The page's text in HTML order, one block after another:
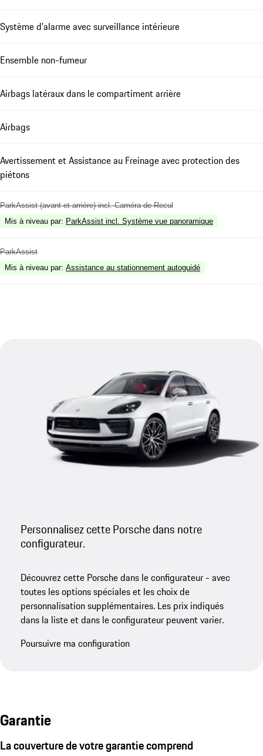
Système d'alarme avec surveillance intérieure
Ensemble non-fumeur
Airbags latéraux dans le compartiment arrière
Airbags
Avertissement et Assistance au Freinage avec protection des
piétons
ParkAssist (avant et arrière) incl. Caméra de Recul
Mis à niveau par: ParkAssist incl. Système vue panoramique
ParkAssist
Mis à niveau par: Assistance au stationnement autoguidé
Personnalisez cette Porsche dans notre
configurateur.
Découvrez cette Porsche dans le configurateur - avec
toutes les options spéciales et les choix de
personnalisation supplémentaires. Les prix indiqués
dans la liste et dans le configurateur peuvent varier.
Poursuivre ma configuration
Garantie
La couverture de votre garantie comprend